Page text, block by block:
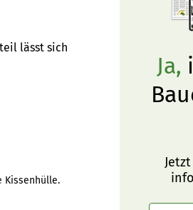
lässt sich
Kissenhülle.
Ja,